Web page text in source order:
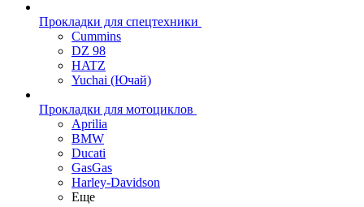
Прокладки для спецтехники
Cummins
DZ 98
HATZ
Yuchai (Ючай)
Прокладки для мотоциклов
Aprilia
BMW
Ducati
GasGas
Harley-Davidson
Еще